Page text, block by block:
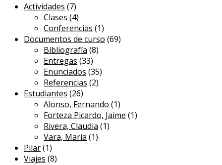
Actividades (7)
Clases (4)
Conferencias (1)
Documentos de curso (69)
Bibliografía (8)
Entregas (33)
Enunciados (35)
Referencias (2)
Estudiantes (26)
Alonso, Fernando (1)
Forteza Picardo, Jaime (1)
Rivera, Claudia (1)
Vara, María (1)
Pilar(1)
Viajes (8)